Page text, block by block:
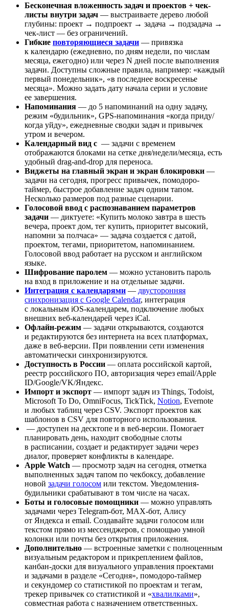
Бесконечная вложенность задач и проектов + чек-
листы внутри задач — выстраиваете дерево любой
глубины: проект → подпроект → задача → подзадача →
чек-лист — без ограничений.
Гибкие повторяющиеся задачи — привязка
к календарю (ежедневно, по дням недели, по числам
месяца, ежегодно) или через N дней после выполнения
задачи. Доступны сложные правила, например: «каждый
первый понедельник», «в последнее воскресенье
месяца». Можно задать дату начала серии и условие
ее завершения.
Напоминания — до 5 напоминаний на одну задачу,
режим «будильник», GPS-напоминания «когда приду/
когда уйду», ежедневные сводки задач и привычек
утром и вечером.
Календарный вид с — задачи с временем
отображаются блоками на сетке дня/недели/месяца, есть
удобный drag-and-drop для переноса.
Виджеты на главный экран и экран блокировки —
задачи на сегодня, прогресс привычек, помодоро-
таймер, быстрое добавление задач одним тапом.
Несколько размеров под разные сценарии.
Голосовой ввод с распознаванием параметров
задачи — диктуете: «Купить молоко завтра в шесть
вечера, проект дом, тег купить, приоритет высокий,
напомни за полчаса» — задача создается с датой,
проектом, тегами, приоритетом, напоминанием.
Голосовой ввод работает на русском и английском
языке.
Шифрование паролем — можно установить пароль
на вход в приложение и на отдельные задачи.
Интеграция с календарями — двусторонняя
синхронизация с Google Calendar, интеграция
с локальным iOS-календарем, подключение любых
внешних веб-календарей через iCal.
Офлайн-режим — задачи открываются, создаются
и редактируются без интернета на всех платформах,
даже в веб-версии. При появлении сети изменения
автоматически синхронизируются.
Доступность в России — оплата российской картой,
реестр российского ПО, авторизация через email/Apple
ID/Google/VK/Яндекс.
Импорт и экспорт — импорт задач из Things, Todoist,
Microsoft To Do, OmniFocus, TickTick, Notion, Evernote
и любых таблиц через CSV. Экспорт проектов как
шаблонов в CSV для повторного использования.
— доступен на десктопе и в веб-версии. Помогает
планировать день, находит свободные слоты
в расписании, создает и редактирует задачи через
диалог, проверяет конфликты в календаре.
Apple Watch — просмотр задач на сегодня, отметка
выполненных задач тапом по чекбоксу, добавление
новой задачи голосом или текстом. Уведомления-
будильники срабатывают в том числе на часах.
Боты и голосовые помощники — можно управлять
задачами через Telegram-бот, MAX-бот, Алису
от Яндекса и email. Создавайте задачи голосом или
текстом прямо из мессенджеров, с помощью умной
колонки или почты без открытия приложения.
Дополнительно — встроенные заметки с полноценным
визуальным редактором и прикреплением файлов,
канбан-доски для визуального управления проектами
и задачами в разделе «Сегодня», помодоро-таймер
и секундомер со статистикой по проектам и тегам,
трекер привычек со статистикой и «хвалилками»,
совместная работа с назначением ответственных.